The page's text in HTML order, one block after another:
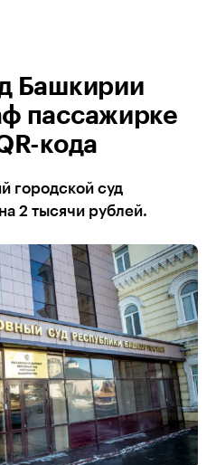
Башкирии
пассажирке
кода
городской суд
2 тысячи рублей.